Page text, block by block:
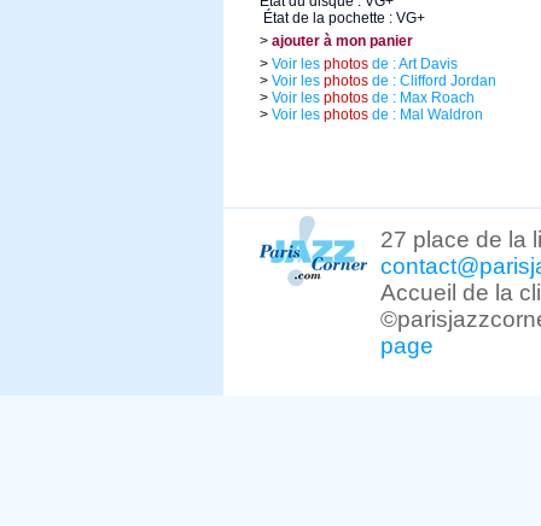
État de la pochette : VG+
> ajouter à mon panier
> Voir les photos de : Art Davis
> Voir les photos de : Clifford Jordan
> Voir les photos de : Max Roach
> Voir les photos de : Mal Waldron
27 place de la
Accueil de la
page